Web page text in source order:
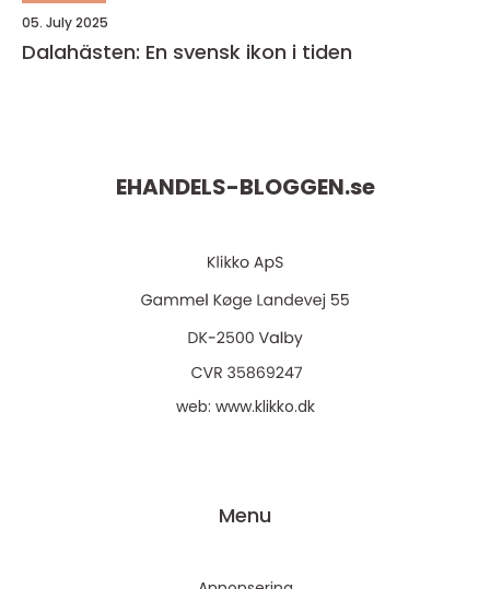
05. July 2025
Dalahästen: En svensk ikon i tiden
EHANDELS-BLOGGEN.se
web: www.klikko.dk
Menu